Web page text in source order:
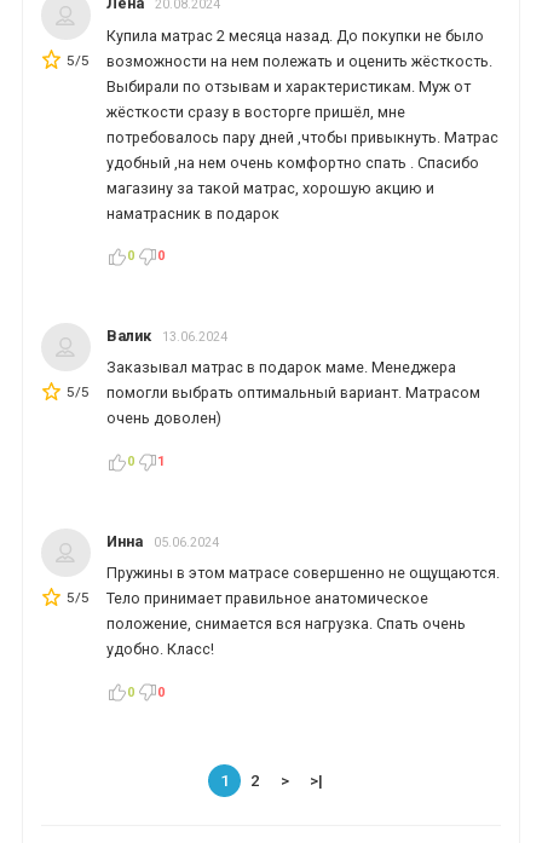
5/5
20.08.2024
Купила матрас 2 месяца назад. До покупки не было
возможности на нем полежать и оценить жёсткость.
Выбирали по отзывам и характеристикам. Муж от
жёсткости сразу в восторге пришёл, мне
потребовалось пару дней ,чтобы привыкнуть. Матрас
удобный ,на нем очень комфортно спать . Спасибо
магазину за такой матрас, хорошую акцию и
наматрасник в подарок
0 0
5/5
Валик 13.06.2024
Заказывал матрас в подарок маме. Менеджера
помогли выбрать оптимальный вариант. Матрасом
очень доволен)
0 1
5/5
Инна 05.06.2024
Пружины в этом матрасе совершенно не ощущаются.
Тело принимает правильное анатомическое
положение, снимается вся нагрузка. Спать очень
удобно. Класс!
0 0
1 2 > >|